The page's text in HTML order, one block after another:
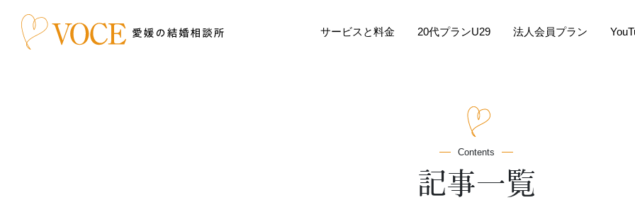
サービスと料金 20代プランU29 法人会員プラン
Contents
記事一覧